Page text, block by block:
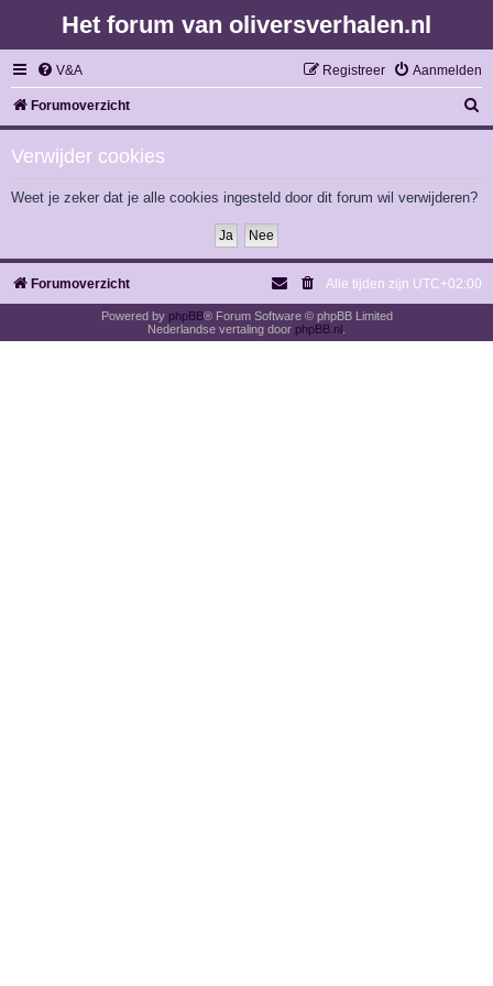
Het forum van oliversverhalen.nl
V&A Aanmelden
Registreer
Forumoverzicht
o
Verwijder cookies
Weet je zeker dat je alle cookies ingesteld door dit forum wil verwijderen?
Forumoverzicht Alle tijden zijn UTC+02:00
Powered by phpBB® Forum Software © phpBB Limited
Nederlandse vertaling door phpBB.nl